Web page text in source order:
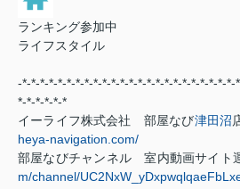
ランキング参加中
ライフスタイル
-*-*-*-*-*-*-*-*-*-*-*-*-*-*-*-*-*-*-*-*-*-*-*-
*-*-*-*-*-*
イーライフ株式会社 部屋なび津田沼
heya-navigation.com/
部屋なびチャンネル 室内動画サイト
m/channel/